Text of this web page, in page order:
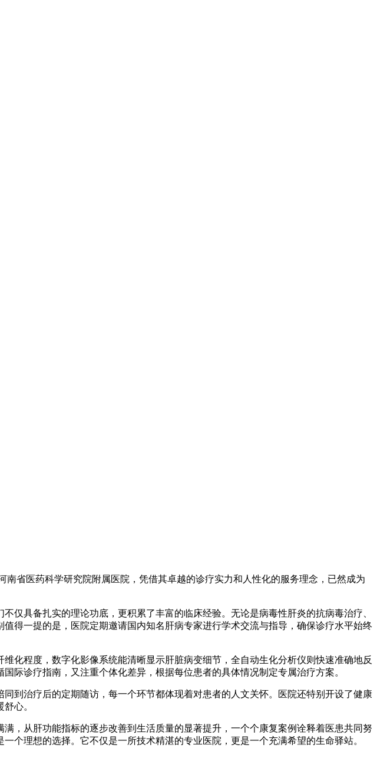
省医药科学研究院附属医院，凭借其卓越的诊疗实力和人性化的服务理念，已然成为
仅具备扎实的理论功底，更积累了丰富的临床经验。无论是病毒性肝炎的抗病毒治疗、
得一提的是，医院定期邀请国内知名肝病专家进行学术交流与指导，确保诊疗水平始终
化程度，数字化影像系统能清晰显示肝脏病变细节，全自动生化分析仪则快速准确地反
际诊疗指南，又注重个体化差异，根据每位患者的具体情况制定专属治疗方案。
到治疗后的定期随访，每一个环节都体现着对患者的人文关怀。医院还特别开设了健康
心。
，从肝功能指标的逐步改善到生活质量的显著提升，一个个康复案例诠释着医患共同努
个理想的选择。它不仅是一所技术精湛的专业医院，更是一个充满希望的生命驿站。